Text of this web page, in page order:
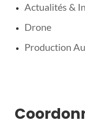
Actualités &
Drone
Production